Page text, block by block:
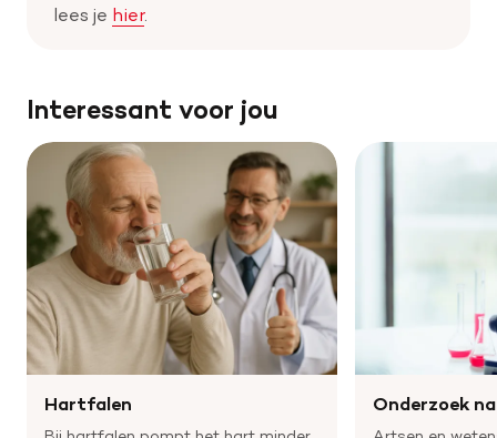
lees je hier.
Interessant voor jou
Hartfalen Onderzoek